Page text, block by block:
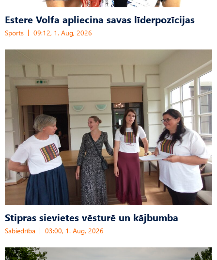
Estere Volfa apliecina savas līderpozīcijas
Sports 09:12, 1. Aug, 2026
Stipras sievietes vēsturē un kājbumba
Sabiedrība 03:00, 1. Aug, 2026